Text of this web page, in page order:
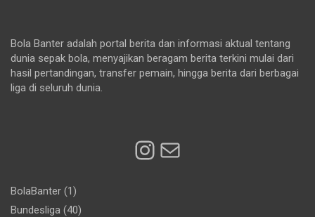
Bola Banter adalah portal berita dan informasi aktual tentang
dunia sepak bola, menyajikan beragam berita terkini mulai dari
hasil pertandingan, transfer pemain, hingga berita dari berbagai
liga di seluruh dunia.
Instagram
Mail
BolaBanter (1)
Bundesliga (40)